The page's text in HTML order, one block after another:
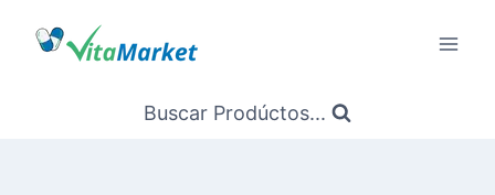
Buscar Prodúctos...